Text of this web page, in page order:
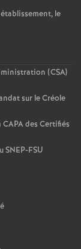
le
(CSA)
sur le Créole
des Certifiés
SNEP-FSU